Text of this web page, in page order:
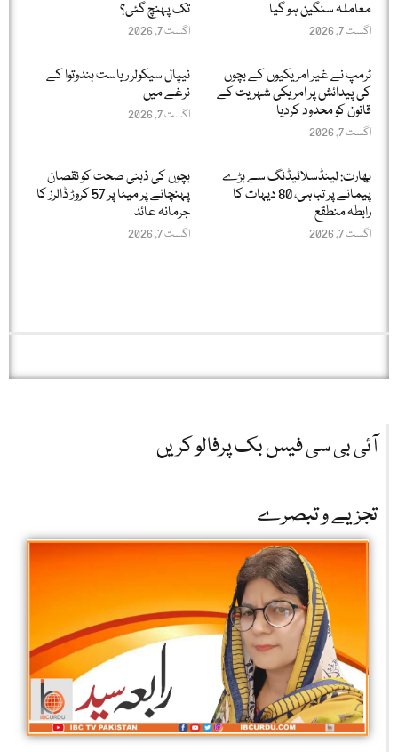
معاملہ سنگین ہو گیا
اگست 7, 2026
تک پہنچ گئی؟
اگست 7, 2026
ٹرمپ نے غیر امریکیوں کے بچوں
کی پیدائش پر امریکی شہریت کے
قانون کو محدود کردیا
اگست 7, 2026
نیپال سیکولر ریاست ہندوتوا کے
نرغے میں
اگست 7, 2026
بھارت: لینڈسلائیڈنگ سے بڑے
پیمانے پر تباہی، 80 دیہات کا
رابطہ منطقع
اگست 7, 2026
بچوں کی ذہنی صحت کو نقصان
پہنچانے پر میٹا پر 57 کروڑ ڈالرز کا
جرمانہ عائد
اگست 7, 2026
آئی بی سی فیس بک پرفالو کریں
تجزیے و تبصرے